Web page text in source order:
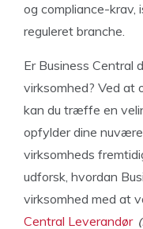
og compliance-
reguleret branche.
Er Business Central
virksomhed? Ved at
kan du træffe en
opfylder dine
virksomheds
udforsk, hvordan
virksomhed med at
Central Leverandør